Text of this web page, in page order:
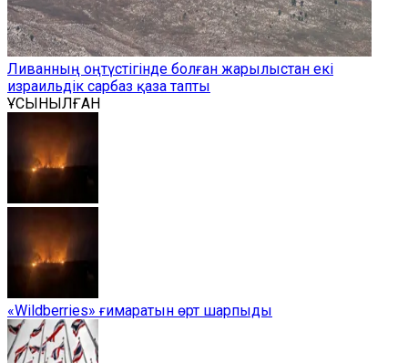
Ливанның оңтүстігінде болған жарылыстан екі
израильдік сарбаз қаза тапты
ҰСЫНЫЛҒАН
«Wildberries» ғимаратын өрт шарпыды